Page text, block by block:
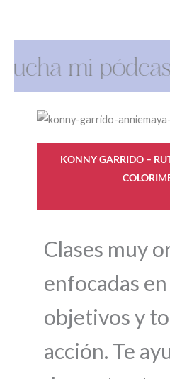
pódcast
KONNY GARRIDO –
Clases muy
enfocadas
objetivos y
acción. Te